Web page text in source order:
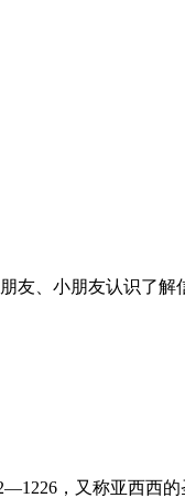
友、小朋友认识了解
，又称亚西